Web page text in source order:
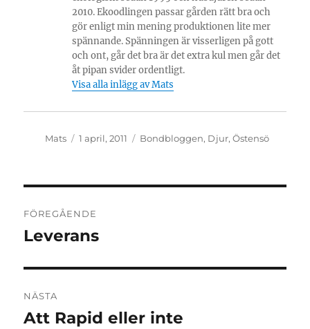
2010. Ekoodlingen passar gården rätt bra och
gör enligt min mening produktionen lite mer
spännande. Spänningen är visserligen på gott
och ont, går det bra är det extra kul men går det
åt pipan svider ordentligt.
Visa alla inlägg av Mats
Författare
Mats
Publicerat
1 april, 2011 Kategorier
Bondbloggen, Djur,Östensö
FÖREGÅENDE
Föregående
Leverans
NÄSTA
Nästa
Att Rapid eller inte